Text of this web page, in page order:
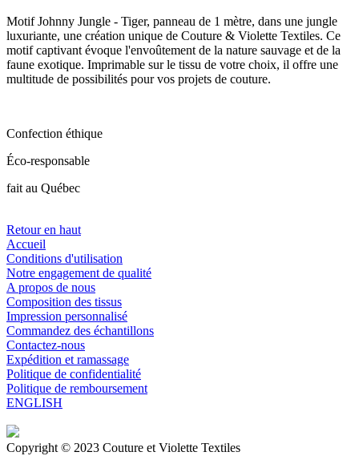
Motif Johnny Jungle - Tiger, panneau de 1 mètre, dans une jungle
luxuriante, une création unique de Couture & Violette Textiles. Ce
motif captivant évoque l'envoûtement de la nature sauvage et de la
faune exotique. Imprimable sur le tissu de votre choix, il offre une
multitude de possibilités pour vos projets de couture.
Confection éthique
Éco-responsable
fait au Québec
Retour en haut
Accueil
Conditions d'utilisation
Notre engagement de qualité
A propos de nous
Composition des tissus
Impression personnalisé
Commandez des échantillons
Contactez-nous
Expédition et ramassage
Politique de confidentialité
Politique de remboursement
ENGLISH
Copyright © 2023 Couture et Violette Textiles